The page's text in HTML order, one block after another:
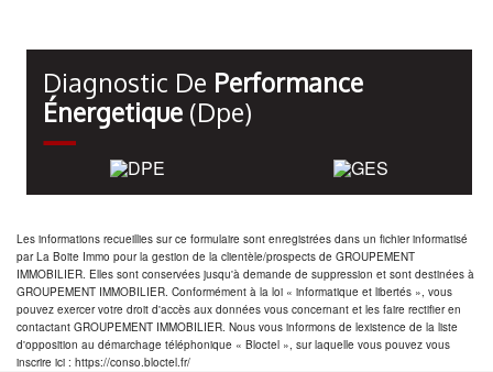
Diagnostic De Performance
Énergetique (dpe)
Les informations recueillies sur ce formulaire sont enregistrées dans un fichier informatisé
par La Boite Immo pour la gestion de la clientèle/prospects de GROUPEMENT
IMMOBILIER. Elles sont conservées jusqu'à demande de suppression et sont destinées à
GROUPEMENT IMMOBILIER. Conformément à la loi « informatique et libertés », vous
pouvez exercer votre droit d'accès aux données vous concernant et les faire rectifier en
contactant GROUPEMENT IMMOBILIER. Nous vous informons de lexistence de la liste
d'opposition au démarchage téléphonique « Bloctel », sur laquelle vous pouvez vous
inscrire ici : https://conso.bloctel.fr/